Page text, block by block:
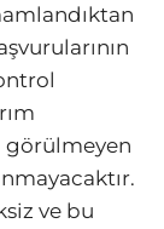
görülmeyen
ve bu